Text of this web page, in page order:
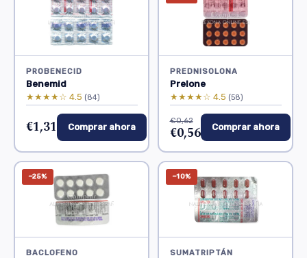
PROBENECID
Benemid
★★★★☆ 4.5 (84)
€1,31 Comprar ahora
PREDNISOLONA
Prelone
★★★★☆ 4.5 (58)
€0,62
€0,56 Comprar ahora
−25%
BACLOFENO
−10%
SUMATRIPTÁN